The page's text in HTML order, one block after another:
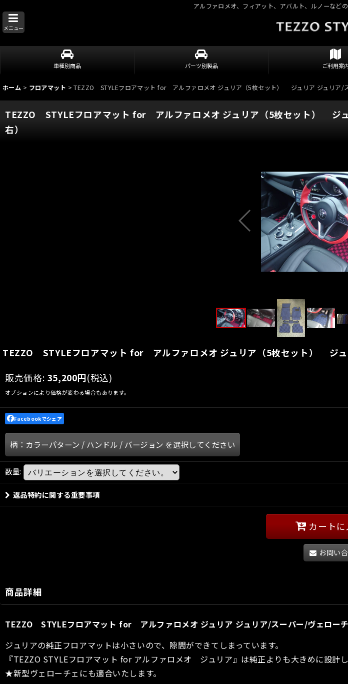
アルファロメオ、フィアット、アバルト、ルノーなど
メニュー
車種別商品 パーツ別製品 ご利用案
ホーム > フロアマット > TEZZO STYLEフロアマット for アルファロメオ ジュリア（5枚セット） ジュリア ジュリア/
TEZZO STYLEフロアマット for アルファロメオ ジュリア（5枚セット） ジ
右）
TEZZO STYLEフロアマット for アルファロメオ ジュリア（5枚セット） ジュ
販売価格: 35,200円(税込)
オプションにより価格が変わる場合もあります。
Facebookでシェア
柄：カラーパターン / ハンドル / バージョン を選択してください
数量:
返品特約に関する重要事項
カートに
お問い
商品詳細
TEZZO STYLEフロアマット for アルファロメオ ジュリア ジュリア/スーパー/ヴェロー
ジュリアの純正フロアマットは小さいので、隙間ができてしまっています。
『TEZZO STYLEフロアマット for アルファロメオ ジュリア』は純正よりも大きめに設計
★新型ヴェローチェにも適合いたします。